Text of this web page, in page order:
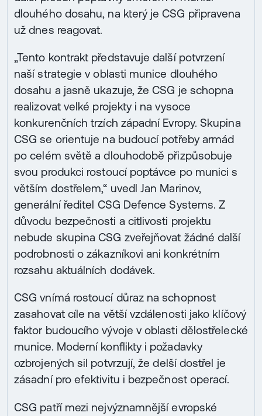
dlouhého dosahu, na který je CSG připravena
už dnes reagovat.
„Tento kontrakt představuje další potvrzení
naší strategie v oblasti munice dlouhého
dosahu a jasně ukazuje, že CSG je schopna
realizovat velké projekty i na vysoce
konkurenčních trzích západní Evropy. Skupina
CSG se orientuje na budoucí potřeby armád
po celém světě a dlouhodobě přizpůsobuje
svou produkci rostoucí poptávce po munici s
větším dostřelem,“ uvedl Jan Marinov,
generální ředitel CSG Defence Systems. Z
důvodu bezpečnosti a citlivosti projektu
nebude skupina CSG zveřejňovat žádné další
podrobnosti o zákazníkovi ani konkrétním
rozsahu aktuálních dodávek.
CSG vnímá rostoucí důraz na schopnost
zasahovat cíle na větší vzdálenosti jako klíčový
faktor budoucího vývoje v oblasti dělostřelecké
munice. Moderní konflikty i požadavky
ozbrojených sil potvrzují, že delší dostřel je
zásadní pro efektivitu i bezpečnost operací.
CSG patří mezi nejvýznamnější evropské